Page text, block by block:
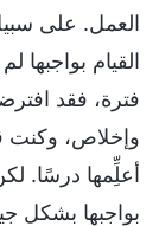
العمل. على
القيام بواجبها
فترة، فقد
وإخلاص، وكنت
أعلِِّمها درسًا.
بواجبها بشكل